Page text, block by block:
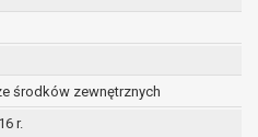
środków zewnętrznych
r.
się z obowiązku
ograniczenia
osobowych na
RODO, w przypadku gdy: